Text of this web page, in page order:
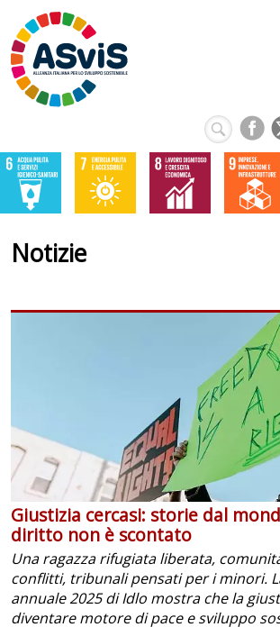
Notizie
Giustizia cercasi: storie dal
diritto non è scontato
Una ragazza rifugiata liberata,
conflitti, tribunali pensati per i minori.
annuale 2025 di Idlo mostra che la
diventare motore di pace e sviluppo